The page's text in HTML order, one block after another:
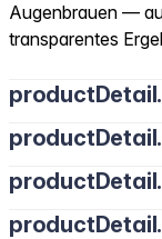
Augenbrauen —
transparentes